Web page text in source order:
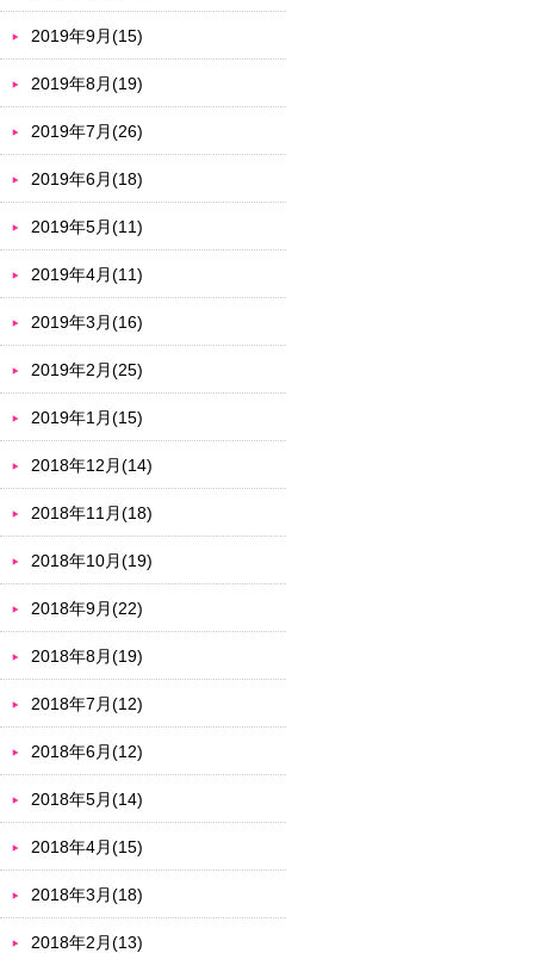
2019年9月(15)
2019年8月(19)
2019年7月(26)
2019年6月(18)
2019年5月(11)
2019年4月(11)
2019年3月(16)
2019年2月(25)
2019年1月(15)
2018年12月(14)
2018年11月(18)
2018年10月(19)
2018年9月(22)
2018年8月(19)
2018年7月(12)
2018年6月(12)
2018年5月(14)
2018年4月(15)
2018年3月(18)
2018年2月(13)